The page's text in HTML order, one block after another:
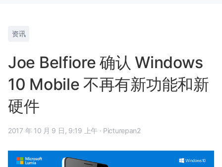
资讯
Joe Belfiore 确认 Windows
10 Mobile 不再有新功能和新
硬件
2017 年 10 月 9 日, 9:19 上午 · Picturepan2